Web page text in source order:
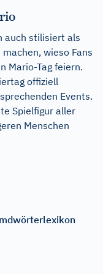
auch stilisiert als
wieso Fans
Mario-Tag feiern.
offiziell
Events.
Spielfigur aller
Menschen